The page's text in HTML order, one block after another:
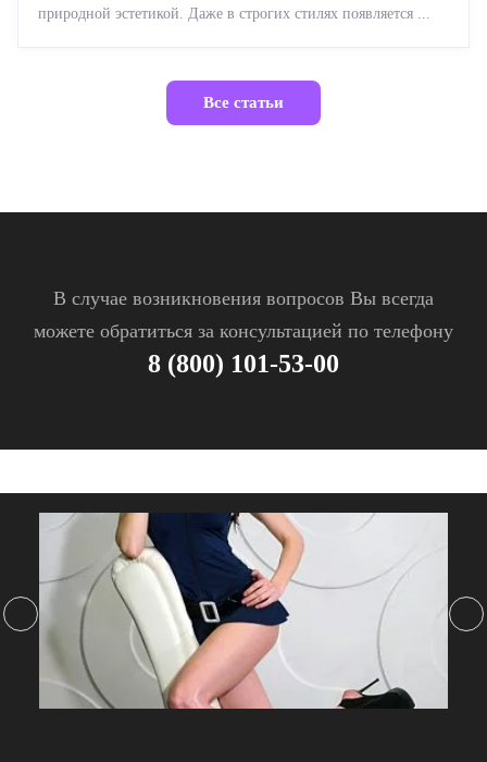
природной эстетикой. Даже в строгих стилях появляется ...
Все статьи
В случае возникновения вопросов Вы всегда
можете обратиться за консультацией по телефону
8 (800) 101-53-00